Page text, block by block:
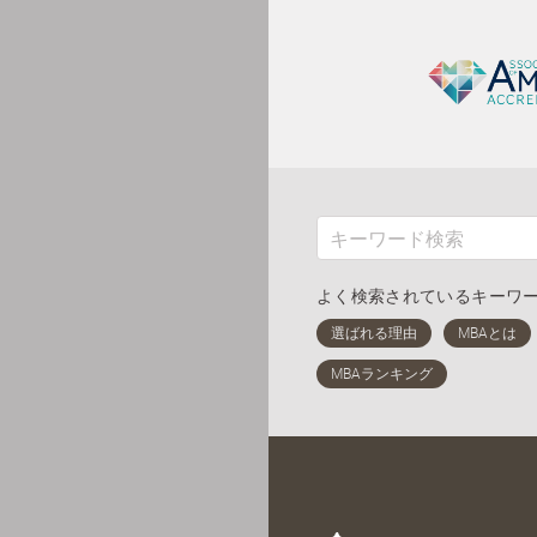
よく検索されているキーワ